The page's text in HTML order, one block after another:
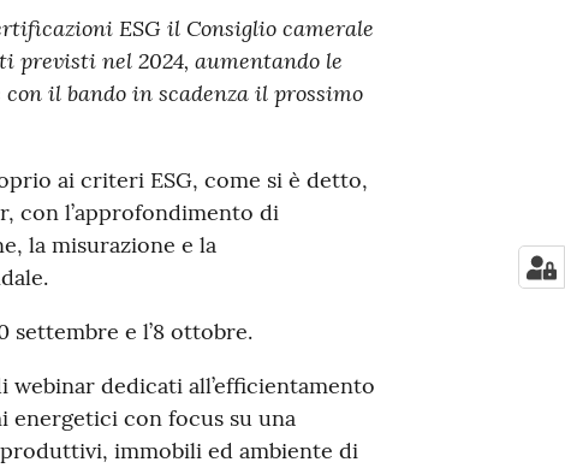
ESG il Consiglio camerale
previsti nel 2024, aumentando le
il bando in scadenza il prossimo
ai criteri ESG, come si è detto,
con l’approfondimento di
la misurazione e la
e l’8 ottobre.
dedicati all’efficientamento
energetici con focus su una
immobili ed ambiente di